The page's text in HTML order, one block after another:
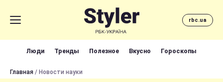
rbc.ua
Люди Тренды Полезное Вкусно Гороскопы
Главная / Новости науки